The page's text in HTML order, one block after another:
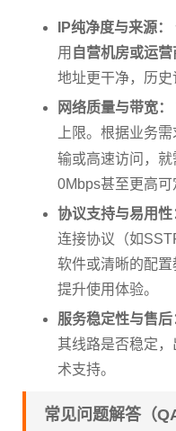
IP纯净度与来源：
用 自营机房或运
地址更干净，历史
网络质量与带宽：
上限。根据业务
输或高速访问，就
0Mbps甚至更高可
协议支持与易用性
连接协议（如
软件或清晰的配
提升使用体验。
服务稳定性与售后
其线路是否稳定
术支持。
常见问题解答（